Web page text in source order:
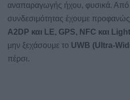
αναπαραγωγής ήχου, φυσικά. Από
συνδεσιμότητας έχουμε προφανώς
A2DP και LE, GPS, NFC και
μην ξεχάσουμε το UWB (Ultra-
πέρσι.